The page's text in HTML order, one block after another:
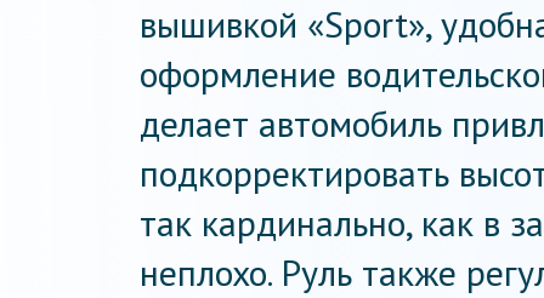
вышивкой «Sport»,
оформление
делает автомобиль
подкорректировать
так кардинально, как в
неплохо. Руль также